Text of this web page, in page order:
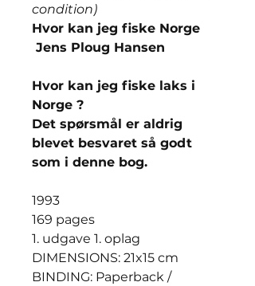
condition)
Hvor kan jeg fiske Norge
Jens Ploug Hansen
Hvor kan jeg fiske laks i
Norge ?
Det spørsmål er aldrig
blevet besvaret så godt
som i denne bog.
1993
169 pages
1. udgave 1. oplag
DIMENSIONS: 21x15 cm
BINDING: Paperback /